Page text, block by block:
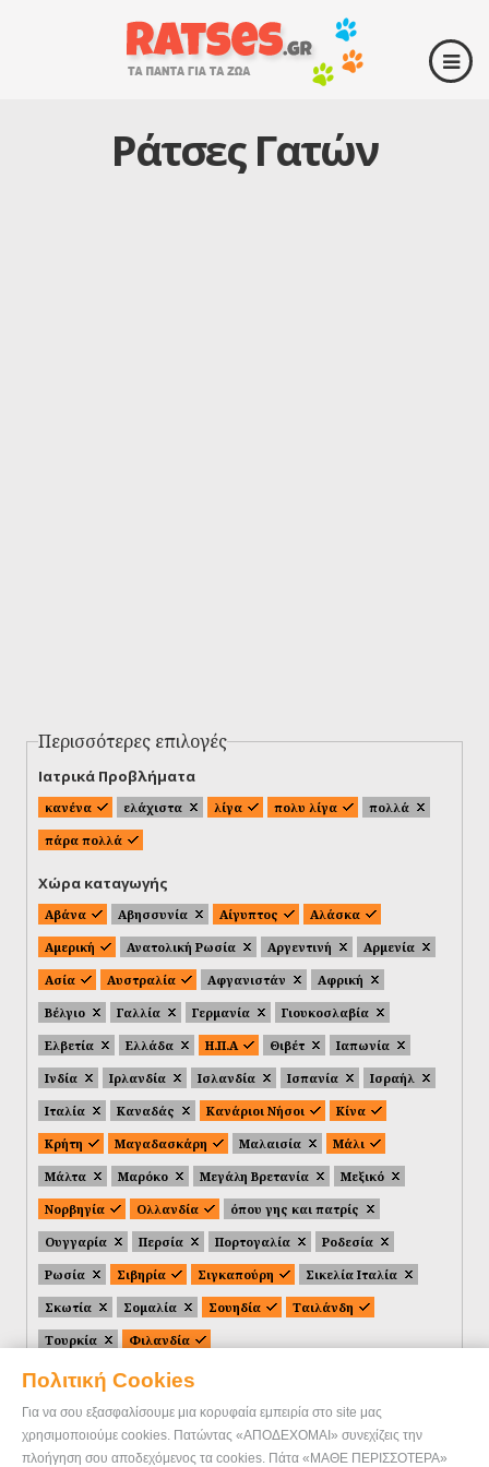
Πολιτική Cookies
Για να σου εξασφαλίσουμε μια κορυφαία εμπειρία στο site μας
χρησιμοποιούμε cookies. Πατώντας «ΑΠΟΔΕΧΟΜΑΙ» συνεχίζεις την
πλοήγηση σου αποδεχόμενος τα cookies. Πάτα «ΜΑΘΕ ΠΕΡΙΣΣΟΤΕΡΑ»
Ράτσες Γατών
Περισσότερες επιλογές
Ιατρικά Προβλήματα
κανένα ελάχιστα λίγα πολυ λίγα
πολλά
πάρα πολλά
Χώρα καταγωγής
Αβάνα Αβησσυνία Αίγυπτος
Αλάσκα
Αμερική
Ανατολική Ρωσία Αργεντινή
Αρμενία
Ασία
Αυστραλία Αφγανιστάν
Αφρική
Βέλγιο
Γαλλία Γερμανία
Γιουκοσλαβία
Ελβετία
Ελλάδα Η.Π.Α Θιβέτ
Ιαπωνία
Ινδία
Ιρλανδία Ισλανδία Ισπανία
Ισραήλ
Ιταλία
Καναδάς Κανάριοι Νήσοι
Κίνα
Κρήτη
Μαγαδασκάρη Μαλαισία
Μάλι
Μάλτα
Μαρόκο Μεγάλη Βρετανία
Μεξικό
Νορβηγία
Ολλανδία
όπου γης και πατρίς
Ουγγαρία
Περσία Πορτογαλία
Ροδεσία
Ρωσία
Σιβηρία Σιγκαπούρη
Σικελία Ιταλία
Σκωτία
Σομαλία Σουηδία
Ταιλάνδη
Τουρκία
Φιλανδία